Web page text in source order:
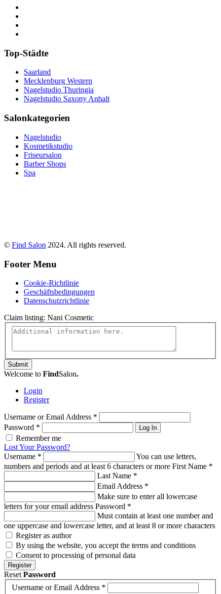
Top-Städte
Saarland
Mecklenburg Western
Nagelstudio Thuringia
Nagelstudio Saxony Anhalt
Salonkategorien
Nagelstudio
Kosmetikstudio
Friseursalon
Barber Shops
Spa
© Find Salon 2024. All rights reserved.
Footer Menu
Cookie-Richtlinie
Geschäftsbedingungen
Datenschutzrichtlinie
Claim listing: Nani Cosmetic
Submit
Welcome to FindSalon.
Login
Register
Username or Email Address *
Password * Log In
Remember me
Lost Your Password?
Username *
You can use letters,
numbers and periods and at least 6 characters or more First Name *
Last Name *
Email Address *
Make sure to enter all lowercase
letters for your email address Password *
Must contain at least one number and
one uppercase and lowercase letter, and at least 8 or more characters
Register as author
By using the website, you accept the terms and conditions
Consent to processing of personal data
Register
Reset Password
Username or Email Address *